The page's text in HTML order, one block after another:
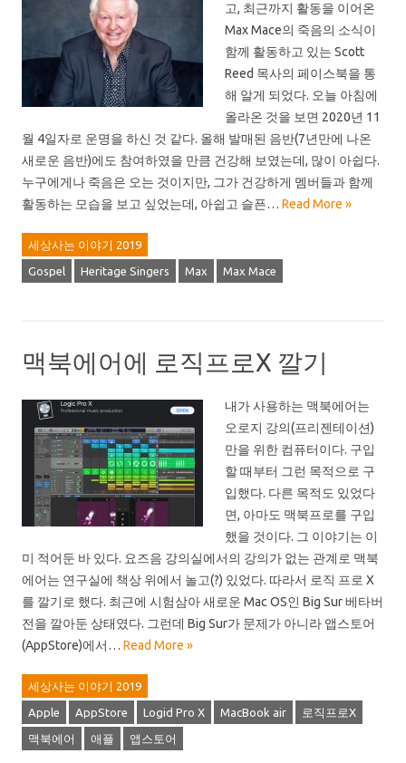
고, 최근까지 활동을 이어온
Max Mace의 죽음의 소식이
함께 활동하고 있는 Scott
Reed 목사의 페이스북을 통
해 알게 되었다. 오늘 아침에
올라온 것을 보면 2020년 11
월 4일자로 운명을 하신 것 같다. 올해 발매된 음반(7년만에 나온
새로운 음반)에도 참여하였을 만큼 건강해 보였는데, 많이 아쉽다.
누구에게나 죽음은 오는 것이지만, 그가 건강하게 멤버들과 함께
활동하는 모습을 보고 싶었는데, 아쉽고 슬픈… Read More »
세상사는 이야기 2019
Gospel Heritage Singers Max Max Mace
맥북에어에 로직프로X 깔기
내가 사용하는 맥북에어는
오로지 강의(프리젠테이션)
만을 위한 컴퓨터이다. 구입
할 때부터 그런 목적으로 구
입했다. 다른 목적도 있었다
면, 아마도 맥북프로를 구입
했을 것이다. 그 이야기는 이
미 적어둔 바 있다. 요즈음 강의실에서의 강의가 없는 관계로 맥북
에어는 연구실에 책상 위에서 놀고(?) 있었다. 따라서 로직 프로 X
를 깔기로 했다. 최근에 시험삼아 새로운 Mac OS인 Big Sur 베타버
전을 깔아둔 상태였다. 그런데 Big Sur가 문제가 아니라 앱스토어
(AppStore)에서… Read More »
세상사는 이야기 2019
Apple AppStore Logid Pro X MacBook air 로직프로X
맥북에어 애플 앱스토어